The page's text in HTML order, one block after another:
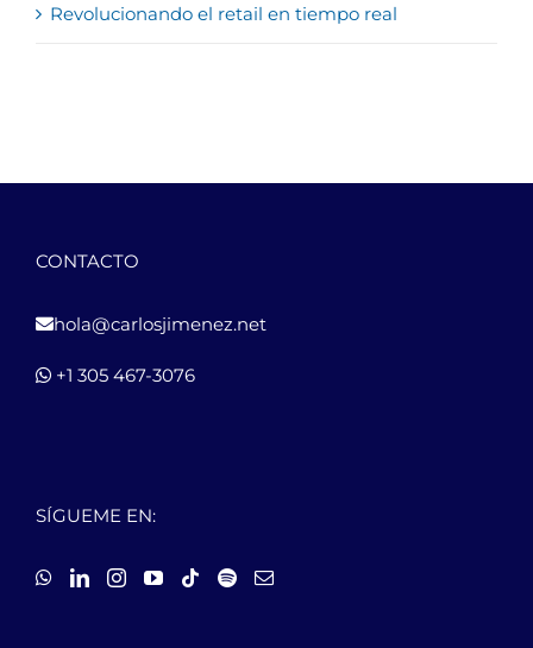
Revolucionando el retail en tiempo real
CONTACTO
hola@carlosjimenez.net
+1 305 467-3076
SÍGUEME EN: